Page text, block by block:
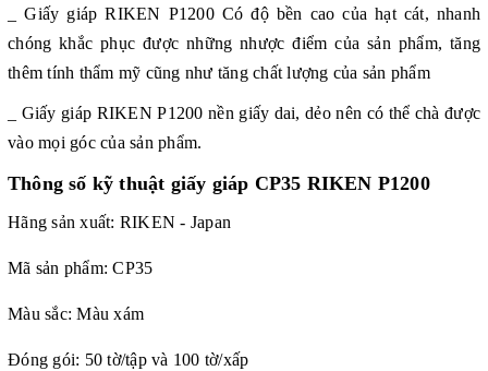
_ Giấy giáp RIKEN P1200 Có độ bền cao của hạt cát, nhanh
chóng khắc phục được những nhược điểm của sản phẩm, tăng
thêm tính thẩm mỹ cũng như tăng chất lượng của sản phẩm
_ Giấy giáp RIKEN P1200nền giấy dai, dẻo nên có thể chà được
vào mọi góc của sản phẩm.
Thông số kỹ thuật giấy giáp CP35 RIKEN P1200
Hãng sản xuất: RIKEN - Japan
Mã sản phẩm: CP35
Màu sắc: Màu xám
Đóng gói: 50 tờ/tập và 100 tờ/xấp